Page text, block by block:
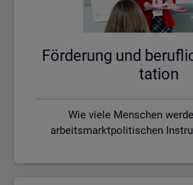
För­de­rung und
ta­ti­on
Wie viele Menschen
arbeitsmarktpolitischen